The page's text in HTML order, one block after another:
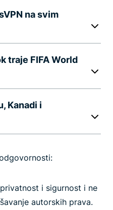
na svim
traje FIFA World
Kanadi i
i sigurnost i ne
autorskih prava.